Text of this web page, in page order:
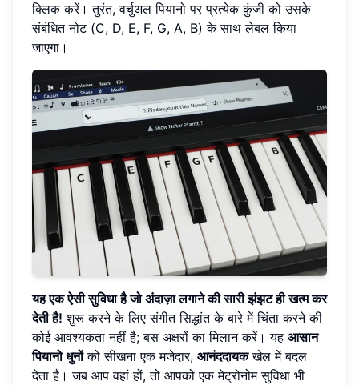
क्लिक करें। तुरंत, वर्चुअल पियानो पर प्रत्येक कुंजी को उसके
संबंधित नोट (C, D, E, F, G, A, B) के साथ लेबल किया
जाएगा।
यह एक ऐसी सुविधा है जो अंदाज़ा लगाने की सारी झंझट ही खत्म कर
देती है! शुरू करने के लिए संगीत सिद्धांत के बारे में चिंता करने की
कोई आवश्यकता नहीं है; बस अक्षरों का मिलान करें। यह आसान
पियानो धुनोंको सीखना एक मजेदार, आनंददायकखेल में बदल
देता है। जब आप वहां हों, तो आपको एक मेट्रोनोम सुविधा भी